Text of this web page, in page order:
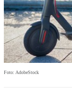
Foto: AdobeStock